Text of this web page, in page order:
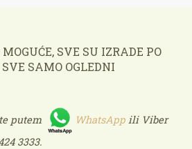
SVE SU IZRADE PO
SAMO OGLEDNI
putem WhatsApp ili Viber
3333.